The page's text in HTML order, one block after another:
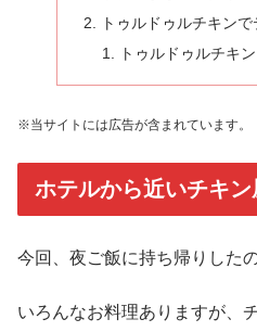
トゥルドゥルチキンで
トゥルドゥルチキ
※当サイトには広告が含まれています。
ホテルから近いチキン
今回、夜ご飯に持ち帰りした
いろんなお料理ありますが、